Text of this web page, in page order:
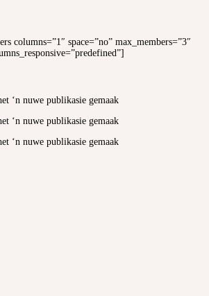
columns=”1″ space=”no” max_members=”3″
‘n nuwe publikasie gemaak
‘n nuwe publikasie gemaak
‘n nuwe publikasie gemaak